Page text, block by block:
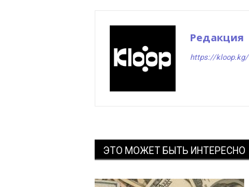
Редакция
https://kloop.kg/
ЭТО МОЖЕТ БЫТЬ ИНТЕРЕСНО